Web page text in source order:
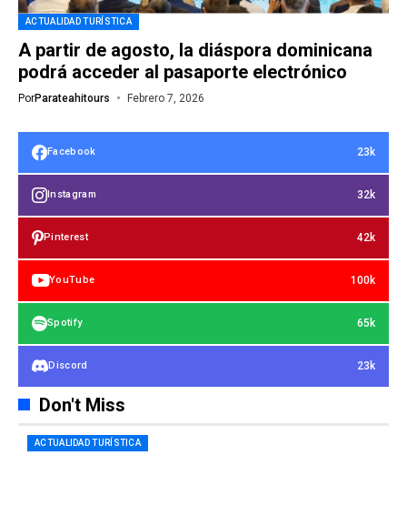
ACTUALIDAD TURÍSTICA
A partir de agosto, la diáspora dominicana
podrá acceder al pasaporte electrónico
PorParateahitours Febrero 7, 2026
Facebook 23k
Instagram 32k
Pinterest 42k
YouTube 100k
Spotify 65k
Discord 23k
Don't Miss
ACTUALIDAD TURÍSTICA